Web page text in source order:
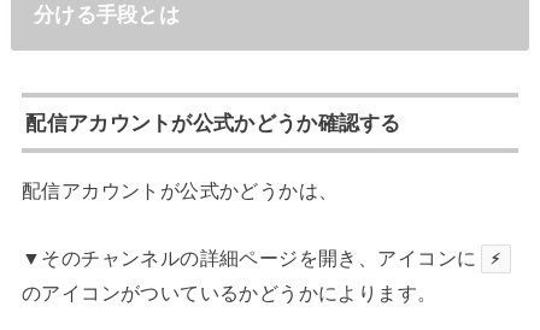
分ける手段とは
配信アカウントが公式かどうか確認する
配信アカウントが公式かどうかは、
▼そのチャンネルの詳細ページを開き、アイコンに ⚡
のアイコンがついているかどうかによります。